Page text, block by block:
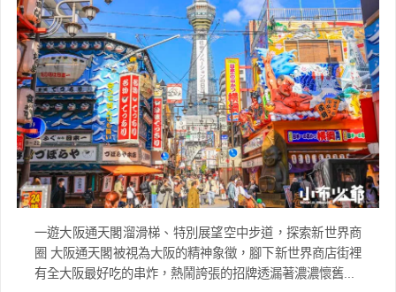
一遊大阪通天閣溜滑梯、特別展望空中步道，探索新世界商
圈 大阪通天閣被視為大阪的精神象徵，腳下新世界商店街裡
有全大阪最好吃的串炸，熱鬧誇張的招牌透漏著濃濃懷舊...